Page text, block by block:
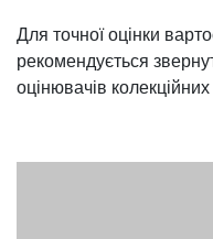
Для точної оцінки
рекомендується
оцінювачів